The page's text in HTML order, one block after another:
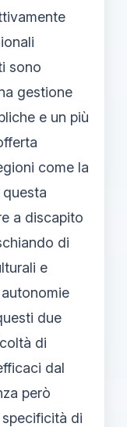
sono
gestione
e un più
come la
a discapito
di
e
due
di
dal
però
di